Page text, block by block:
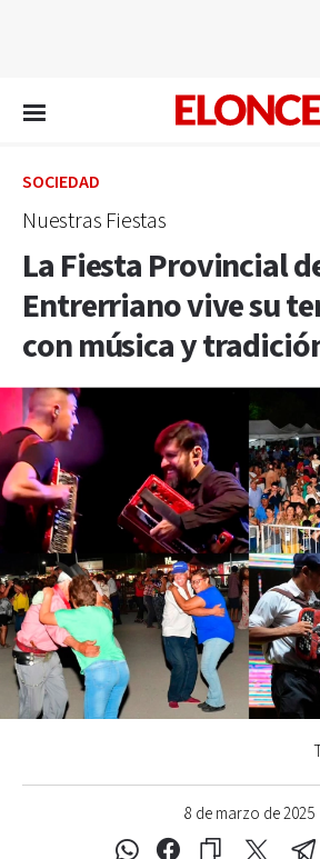
SOCIEDAD
Nuestras Fiestas
La Fiesta Provincial
Entrerriano vive su
con música y
8 de marzo de 2025